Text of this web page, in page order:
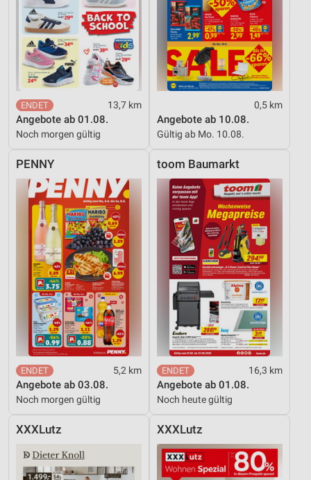
13,7 km
Angebote ab 01.08.
Noch morgen gültig
0,5 km
Angebote ab 10.08.
Gültig ab Mo. 10.08.
PENNY
5,2 km
Angebote ab 03.08.
Noch morgen gültig
toom Baumarkt
16,3 km
Angebote ab 01.08.
Noch heute gültig
XXXLutz XXXLutz